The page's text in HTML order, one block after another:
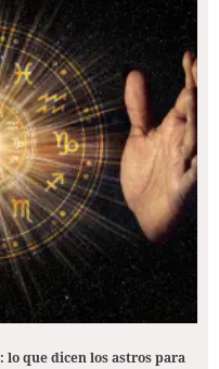
lo que dicen los astros para